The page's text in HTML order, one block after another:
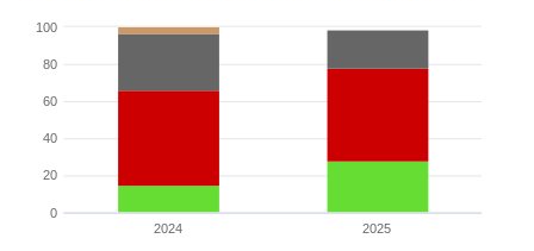
2024 2025
0
20
40
60
80
100